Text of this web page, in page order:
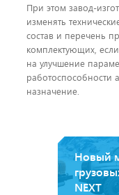
При этом завод-
изменять
состав и перечень
комплектующих,
на улучшение
работоспособности
назначение.
Новый
NEXT